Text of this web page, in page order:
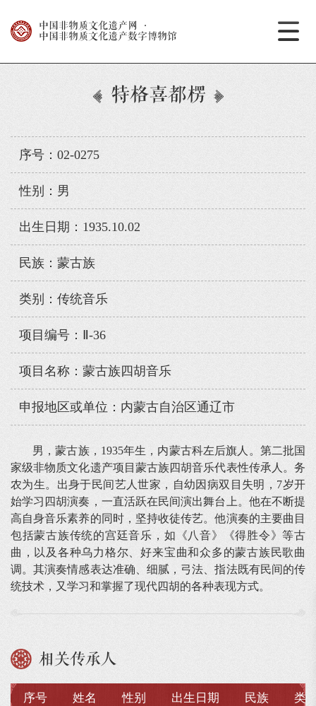
中国非物质文化遗产网
·
中国非物质文化遗产数字博物馆
特格喜都楞
序号：02-0275
性别：男
出生日期：1935.10.02
民族：蒙古族
类别：传统音乐
项目编号：Ⅱ-36
项目名称：蒙古族四胡音乐
申报地区或单位：内蒙古自治区通辽市
男，蒙古族，1935年生，内蒙古科左后旗人。第二批国
家级非物质文化遗产项目蒙古族四胡音乐代表性传承人。务
农为生。出身于民间艺人世家，自幼因病双目失明，7岁开
始学习四胡演奏，一直活跃在民间演出舞台上。他在不断提
高自身音乐素养的同时，坚持收徒传艺。他演奏的主要曲目
包括蒙古族传统的宫廷音乐，如《八音》《得胜令》等古
曲，以及各种乌力格尔、好来宝曲和众多的蒙古族民歌曲
调。其演奏情感表达准确、细腻，弓法、指法既有民间的传
统技术，又学习和掌握了现代四胡的各种表现方式。
相关传承人
序号 姓名 性别 出生日期 民族 类